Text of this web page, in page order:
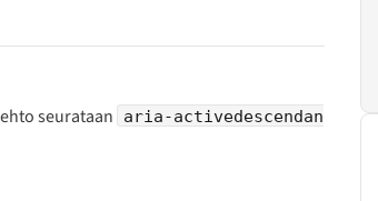
seurataan
aria-activedescendan